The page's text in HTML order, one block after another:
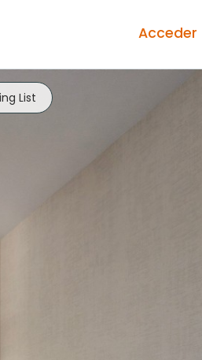
Acceder
List